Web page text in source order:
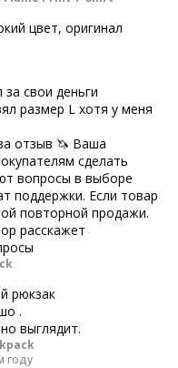
цвет, оригинал
свои деньги
размер L хотя у меня
отзыв 🦄 Ваша
сделать
вопросы в выборе
поддержки. Если товар
повторной продажи.
расскажет
рюкзак
.
выглядит.
году